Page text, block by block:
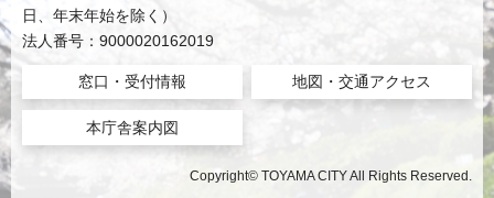
日、年末年始を除く）
法人番号：9000020162019
窓口・受付情報 地図・交通アクセス
本庁舎案内図
Copyright© TOYAMA CITY All Rights Reserved.